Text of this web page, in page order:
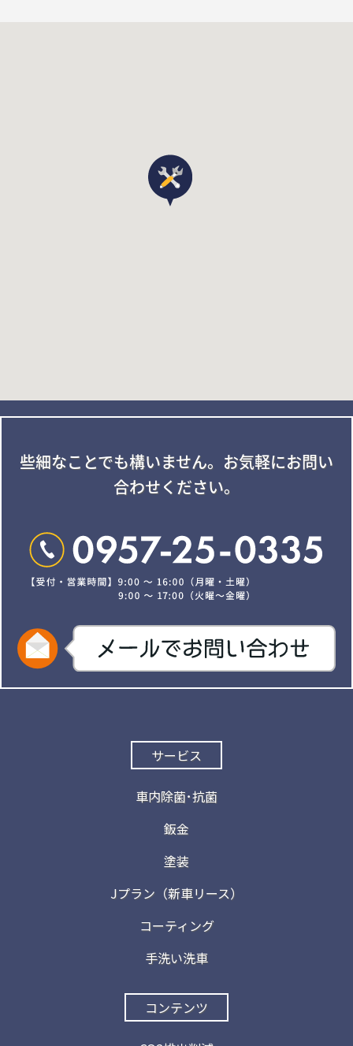
些細なことでも構いません。 お気軽にお問い
合わせください。
サービス
車内除菌･抗菌
鈑金
塗装
Jプラン（新車リース）
コーティング
手洗い洗車
コンテンツ